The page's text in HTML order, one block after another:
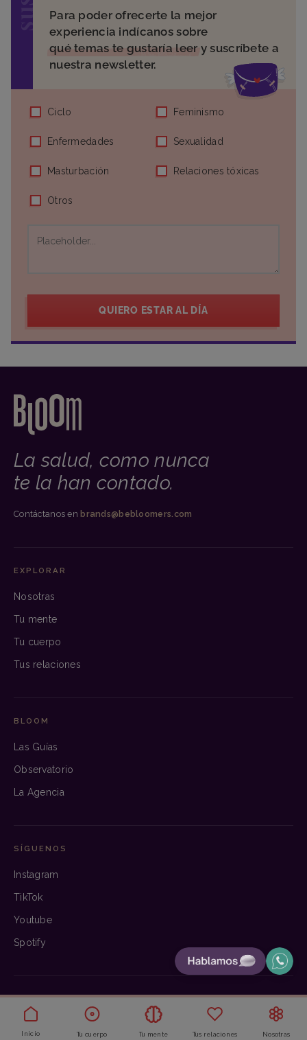
Inicio Tu cuerpo Tu mente Tus relaciones Nosotras
Para poder ofrecerte la mejor
experiencia indícanos sobre
qué temas te gustaría leer y suscríbete a
nuestra newsletter.
Ciclo Feminismo
Enfermedades Sexualidad
Masturbación Relaciones tóxicas
Otros
QUIERO ESTAR AL DÍA
La salud, como nunca
te la han contado.
Contáctanos enbrands@bebloomers.com
EXPLORAR
Nosotras
Tu mente
Tu cuerpo
Tus relaciones
BLOOM
Las Guías
Observatorio
La Agencia
SÍGUENOS
Instagram
TikTok
Youtube
Spotify
© 2026 Bloom. Hecho con criterio.
Aviso legal
Privacidad